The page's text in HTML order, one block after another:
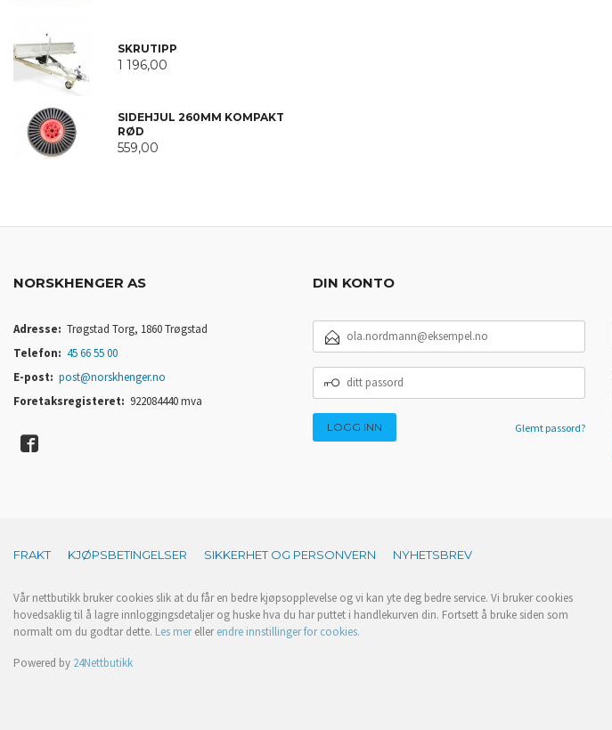
SKRUTIPP
1 196,00
SIDEHJUL 260MM KOMPAKT
RØD
559,00
NORSKHENGER AS
Adresse: Trøgstad Torg, 1860 Trøgstad
Telefon: 45 66 55 00
E-post: post@norskhenger.no
Foretaksregisteret: 922084440 mva
DIN KONTO
E-
POSTADRESSE
DITT
PASSORD
Glemt passord?
FRAKT KJØPSBETINGELSER SIKKERHET OG PERSONVERN NYHETSBREV
Vår nettbutikk bruker cookies slik at du får en bedre kjøpsopplevelse og vi kan yte deg bedre service. Vi bruker cookies
hovedsaklig til å lagre innloggingsdetaljer og huske hva du har puttet i handlekurven din. Fortsett å bruke siden som
normalt om du godtar dette. Les merellerendre innstillinger for cookies.
Powered by 24Nettbutikk